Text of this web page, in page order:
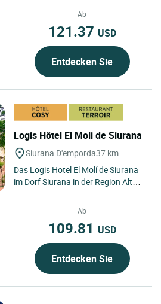
Herzen der Costa Brava,...
Ab
121.37 USD
Entdecken Sie
Logis Hôtel El Moli de Siurana
Siurana D'emporda37 km
Das Logis Hotel El Molí de Siurana
im Dorf Siurana in der Region Alt
Figueres entfernt ist...
Ab
109.81 USD
Entdecken Sie